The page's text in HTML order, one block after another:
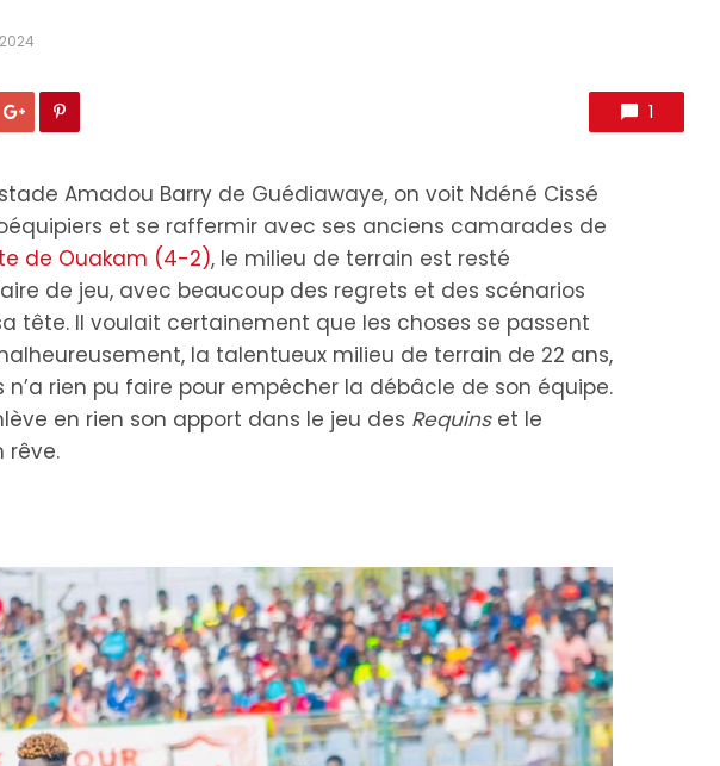
1
Amadou Barry de Guédiawaye, on voit Ndéné Cissé
et se raffermir avec ses anciens camarades de
de Ouakam (4-2), le milieu de terrain est resté
de jeu, avec beaucoup des regrets et des scénarios
tête. Il voulait certainement que les choses se passent
la talentueux milieu de terrain de 22 ans,
rien pu faire pour empêcher la débâcle de son équipe.
en rien son apport dans le jeu des Requins et le
rêve.